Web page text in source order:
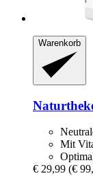
Warenkorb
Mit
€ 29,99 (€